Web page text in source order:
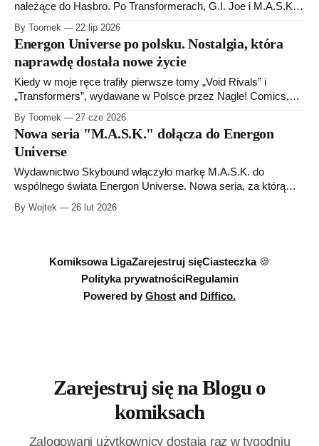
należące do Hasbro. Po Transformerach, G.I. Joe i M.A.S.K.
przyszła pora na bohatera nieco mniej znanego polskim
czytelnikom, ale otoczonego w Stanach Zjednoczonych
prawdziwym kultem. ROM, nazywany największym spośród
Kosmicznych Rycerzy, oficjalnie otrzymał swoje miejsce w
komiksowym świecie
By Toomek 22 lip 2026
Energon Universe po polsku. Nostalgia, która
naprawdę dostała nowe życie
Kiedy w moje ręce trafiły pierwsze tomy „Void Rivals” i
„Transformers”, wydawane w Polsce przez Nagle! Comics,
byłem przede wszystkim zaciekawiony. Nie rzuciłem
wszystkiego, żeby natychmiast zgłębiać kilkadziesiąt lat
historii Autobotów, Deceptikonów i G.I. Joe, nie zacząłem też
wykupywać figurek z drugiej ręki. Po prostu przeczytałem oba
albumy i
By Toomek 27 cze 2026
Nowa seria "M.A.S.K." dołącza do Energon
Universe
Wydawnictwo Skybound włączyło markę M.A.S.K. do
wspólnego świata Energon Universe. Nowa seria, za którą
odpowiadają Dan Watters i Pye Parr, zadebiutuje w czerwcu
2026 roku. Warto o tym wspomnieć, bo w Polsce nakładem
By Wojtek 26 lut 2026
Komiksowa LigaZarejestruj sięCiasteczka 🍪
Polityka prywatnościRegulamin
Powered by Ghost and Diffico.
Zarejestruj się na Blogu o
komiksach
Zalogowani użytkownicy dostają raz w tygodniu